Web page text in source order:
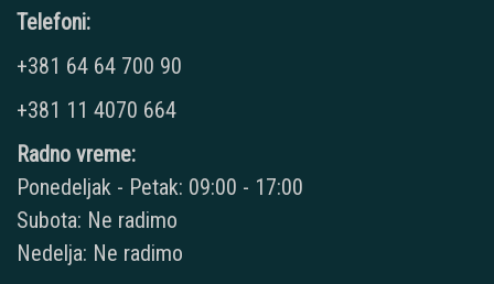
Telefoni:
+381 64 64 700 90
+381 11 4070 664
Radno vreme:
Ponedeljak - Petak: 09:00 - 17:00
Subota: Ne radimo
Nedelja: Ne radimo